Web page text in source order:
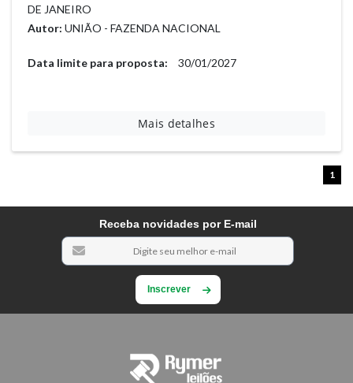
DE JANEIRO
Autor: UNIÃO - FAZENDA NACIONAL
Data limite para proposta: 30/01/2027
Mais detalhes
1
Receba novidades por E-mail
Inscrever